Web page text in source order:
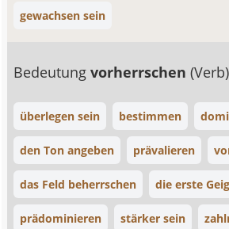
gewachsen sein
Bedeutungvorherrschen(Verb)
überlegen sein bestimmen
den Ton angeben prävalieren
das Feld beherrschen die erste
prädominieren stärker sein